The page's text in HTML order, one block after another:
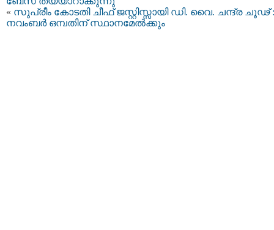
« സുപ്രീം കോടതി ചീഫ് ജസ്റ്റിസ്സായി ഡി. വൈ. ചന്ദ്ര ചൂഢ് :
നവംബര്‍ ഒമ്പതിന് സ്ഥാനമേല്‍ക്കും